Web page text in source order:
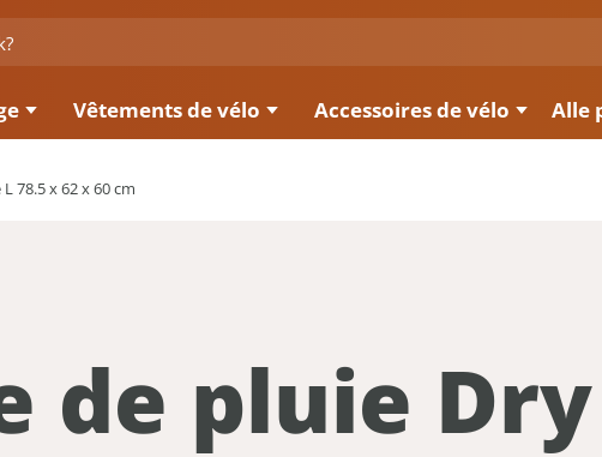
Vêtements de vélo Accessoires de vélo Alle
78.5 x 62 x 60 cm
de pluie